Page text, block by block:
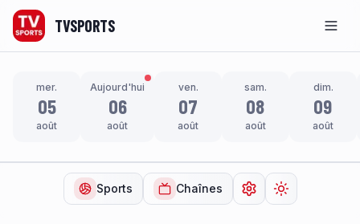
TVSPORTS
mer.
05
août
Aujourd'hui
06
août
ven.
07
août
sam.
08
août
dim.
09
août
Sports Chaînes Ouvrir lesChanger de